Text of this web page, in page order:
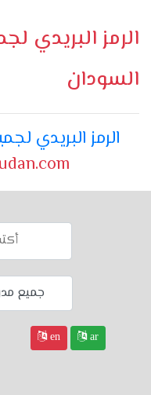
الرمز البريدي
السودان
الرمز البريدي
ar
en